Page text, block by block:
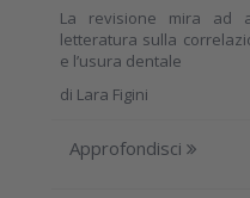
La revisione mira ad
letteratura sulla
e l’usura dentale
di Lara Figini
Approfondisci